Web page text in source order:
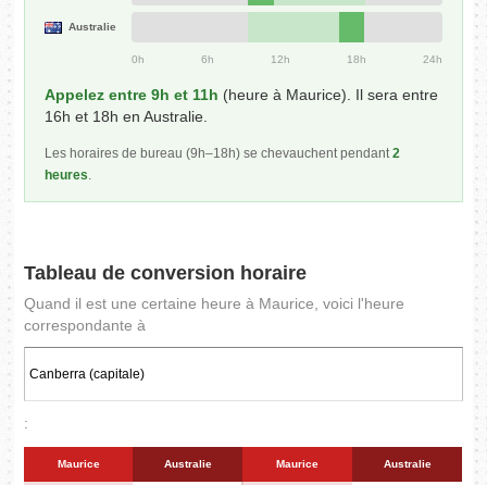
Australie
0h 6h 12h 18h 24h
Appelez entre 9h et 11h (heure à Maurice). Il sera entre
16h et 18h en Australie.
Les horaires de bureau (9h–18h) se chevauchent pendant2
heures.
Tableau de conversion horaire
Quand il est une certaine heure à Maurice, voici l'heure
correspondante à
:
Maurice Australie Maurice Australie